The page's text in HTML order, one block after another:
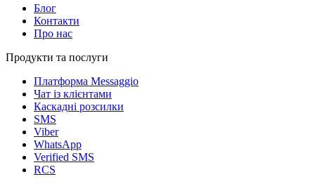
Блог
Контакти
Про нас
Продукти та послуги
Платформа Messaggio
Чат із клієнтами
Каскадні розсилки
SMS
Viber
WhatsApp
Verified SMS
RCS